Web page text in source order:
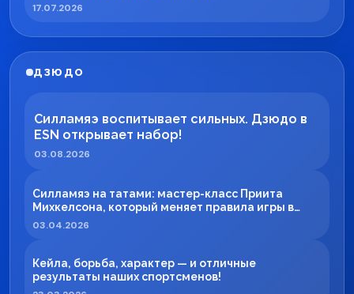
17.07.2026
ДЗЮДО
Силламяэ воспитывает сильных. Дзюдо в
ESN открывает набор!
03.08.2026
Силламяэ на татами: мастер-класс Приита
Михкелсона, который меняет правила игры в
регионе
03.04.2026
Кейла, борьба, характер — и отличные
результаты наших спортсменов!